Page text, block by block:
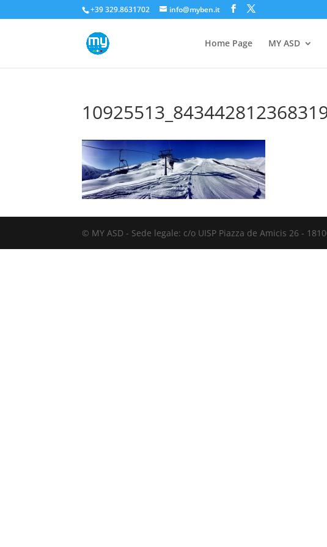
+39 329.8631702 info@myben.it
Home Page MY ASD
© MY ASD - Sede legale: c/o UISP Piazza de Amicis 26 -